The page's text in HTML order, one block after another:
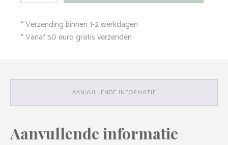
Firenze
Blue
aantal
* Verzending binnen 1-2 werkdagen
* Vanaf 50 euro gratis verzenden
AANVULLENDE INFORMATIE
Aanvullende informatie